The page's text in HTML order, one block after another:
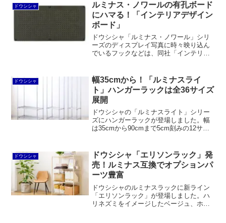
とができます。脱着可能なサポート柵が
付いているのが便利。
ドウシシャ
ルミナス・ノワールの有孔ボード
にハマる！「インテリアデザイン
ボード」
ドウシシャ「ルミナス・ノワール」シリ
ーズのディスプレイ写真に時々映り込ん
でいるフックなどは、同社「インテリア
樹脂製の有孔ボードをベースとして、22
種類のフックなどオプションパーツが豊
富に揃っています。
ドウシシャ
幅35cmから！「ルミナスライ
ト」ハンガーラックは全36サイズ
展開
ドウシシャの「ルミナスライト」シリー
ズにハンガーラックが登場しました。幅
は35cmから90cmまで5cm刻みの12サイ
縮ハンガーポール」の導入で実現したと
言えます。
ドウシシャ
ドウシシャ「エリソンラック」発
売！ルミナス互換でオプションパ
ーツ豊富
ドウシシャのルミナスラックに新ライン
「エリソンラック」が登場しました。ハ
リネズミをイメージしたベージュ、ホワ